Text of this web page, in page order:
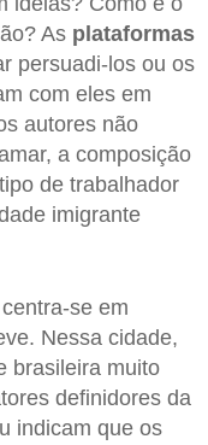
As plataformas
persuadi-los ou os
com eles em
autores não
a composição
de trabalhador
imigrante
se em
Nessa cidade,
brasileira muito
definidores da
indicam que os